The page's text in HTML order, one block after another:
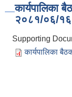
कार्यपालिका
२०८१/०६/१६
Supporting
कार्यपालिका